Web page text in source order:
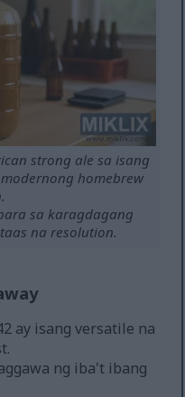
strong ale sa isang
homebrew
sa karagdagang
na resolution.
ay isang versatile na
ng iba't ibang